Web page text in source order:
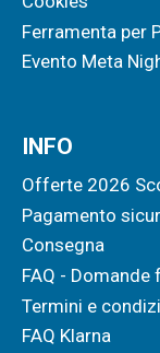
Ferramenta per
Evento Meta
INFO
Offerte 2026
Pagamento
Consegna
FAQ - Domande
Termini e
FAQ Klarna